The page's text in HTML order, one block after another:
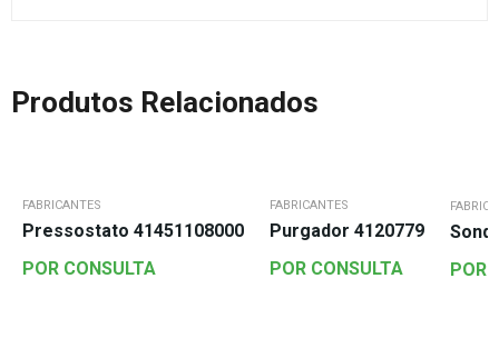
Produtos Relacionados
FABRICANTES
Pressostato 41451108000
POR CONSULTA
FABRICANTES
Purgador 4120779
POR CONSULTA
POR